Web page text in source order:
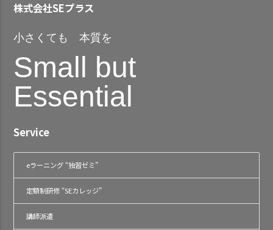
株式会社SEプラス
小さくても 本質を
Small but
Essential
Service
eラーニング “独習ゼミ”
定額制研修 “SEカレッジ”
講師派遣